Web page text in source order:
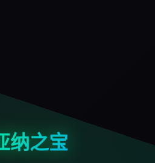
纳之宝